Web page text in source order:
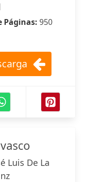
Páginas: 950
Luis De La